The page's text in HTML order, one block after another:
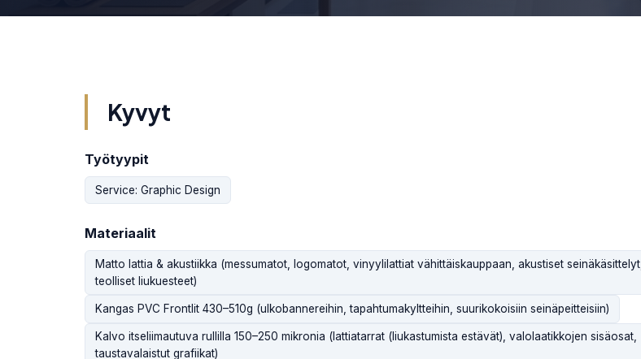
Kyvyt
Työtyypit
Service: Graphic Design
Materiaalit
Matto lattia & akustiikka (messumatot, logomatot, vinyylilattiat vähittäiskauppaan, akustiset seinäkäsittelyt,
teolliset liukuesteet)
Kangas PVC Frontlit 430–510g (ulkobannereihin, tapahtumakyltteihin, suurikokoisiin seinäpeitteisiin)
Kalvo itseliimautuva rullilla 150–250 mikronia (lattiatarrat (liukastumista estävät), valolaatikkojen sisäosat,
taustavalaistut grafiikat)